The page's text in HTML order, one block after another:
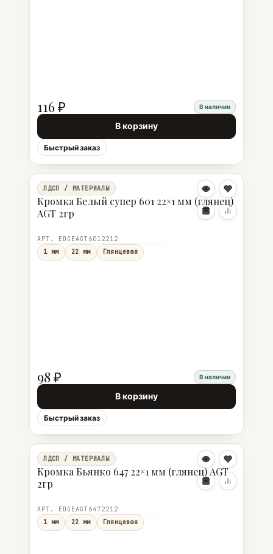
116 ₽ В наличии
В корзину
Быстрый заказ
ЛДСП / МАТЕРИАЛЫ
Кромка Белый супер 601 22×1 мм (глянец)
AGT 2гр
АРТ. EDGEAGT6012212
1 мм
22 мм Глянцевая
98 ₽ В наличии
В корзину
Быстрый заказ
ЛДСП / МАТЕРИАЛЫ
Кромка Бьянко 647 22×1 мм (глянец) AGT
2гр
АРТ. EDGEAGT6472212
1 мм
22 мм Глянцевая